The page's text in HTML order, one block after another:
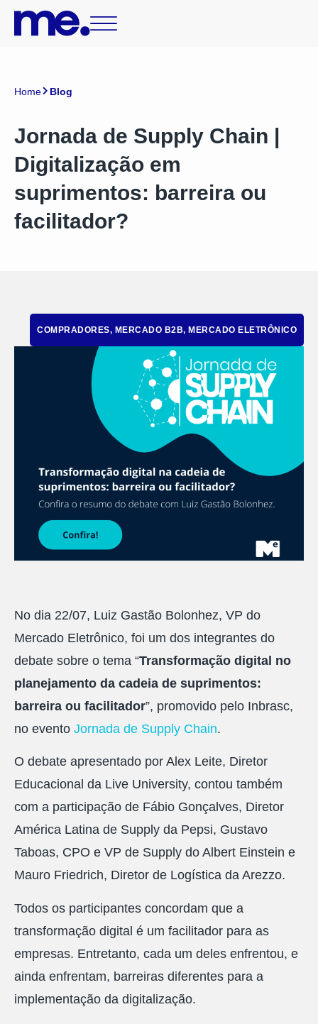
Home Blog
Jornada de Supply Chain |
Digitalização em
suprimentos: barreira ou
facilitador?
COMPRADORES, MERCADO B2B, MERCADO ELETRÔNICO
No dia 22/07, Luiz Gastão Bolonhez, VP do
Mercado Eletrônico, foi um dos integrantes do
debate sobre o tema “Transformação digital no
planejamento da cadeia de suprimentos:
barreira ou facilitador”, promovido pelo Inbrasc,
no evento Jornada de Supply Chain.
O debate apresentado por Alex Leite, Diretor
Educacional da Live University, contou também
com a participação de Fábio Gonçalves, Diretor
América Latina de Supply da Pepsi, Gustavo
Taboas, CPO e VP de Supply do Albert Einstein e
Mauro Friedrich, Diretor de Logística da Arezzo.
Todos os participantes concordam que a
transformação digital é um facilitador para as
empresas. Entretanto, cada um deles enfrentou, e
ainda enfrentam, barreiras diferentes para a
implementação da digitalização.